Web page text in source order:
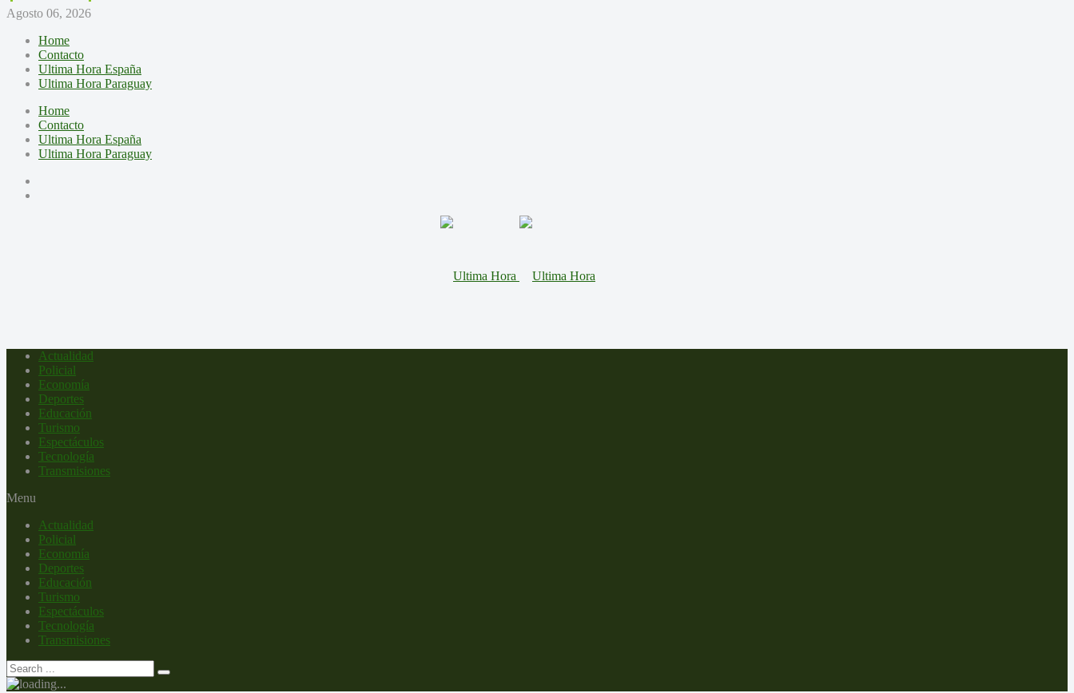
Agosto 06, 2026
Home
Contacto
Ultima Hora España
Ultima Hora Paraguay
Home
Contacto
Ultima Hora España
Ultima Hora Paraguay
Actualidad
Policial
Economía
Deportes
Educación
Turismo
Espectáculos
Tecnología
Transmisiones
Menu
Actualidad
Policial
Economía
Deportes
Educación
Turismo
Espectáculos
Tecnología
Transmisiones